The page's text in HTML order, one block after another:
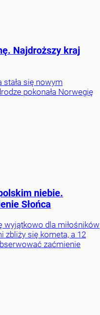
Najdroższy kraj
się nowym
pokonała Norwegię
niebie.
Słońca
wyjątkowo dla miłośników
zbliży się kometa, a 12
zaćmienie